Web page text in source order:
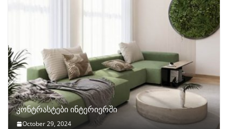
კონტრასტები ინტერიერში
October 29, 2024